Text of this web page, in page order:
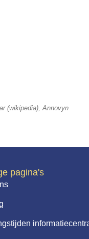
(wikipedia), Annovyn
pagina's